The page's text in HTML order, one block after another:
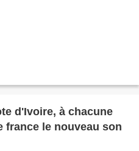
d'Ivoire, à chacune
france le nouveau son